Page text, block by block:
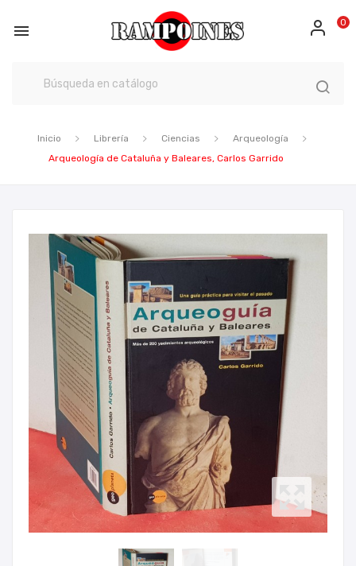
 0
Inicio Librería Ciencias
Arqueología
Arqueología de Cataluña y Baleares, Carlos Garrido